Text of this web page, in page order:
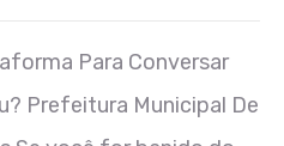
Para Conversar
Prefeitura Municipal De